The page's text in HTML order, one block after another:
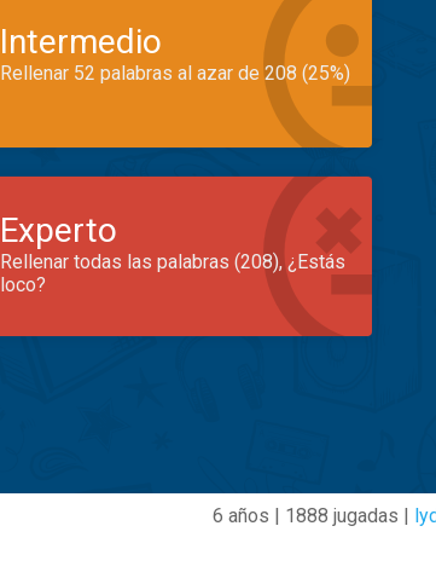
Intermedio
Rellenar 52 palabras al azar de 208 (25%)
Experto
Rellenar todas las palabras (208), ¿Estás
loco?
6 años | 1888 jugadas |